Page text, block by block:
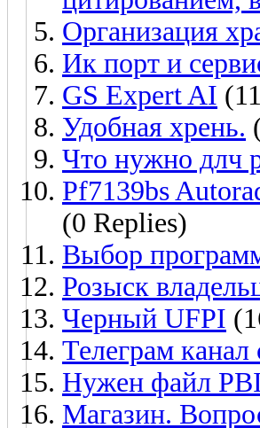
Организация
Ик порт и
GS Expert AI
Удобная хрень.
Что нужно длч
Pf7139bs
(0 Replies)
Выбор
Розыск
Черный UFPI
Телеграм
Нужен файл
Магазин.